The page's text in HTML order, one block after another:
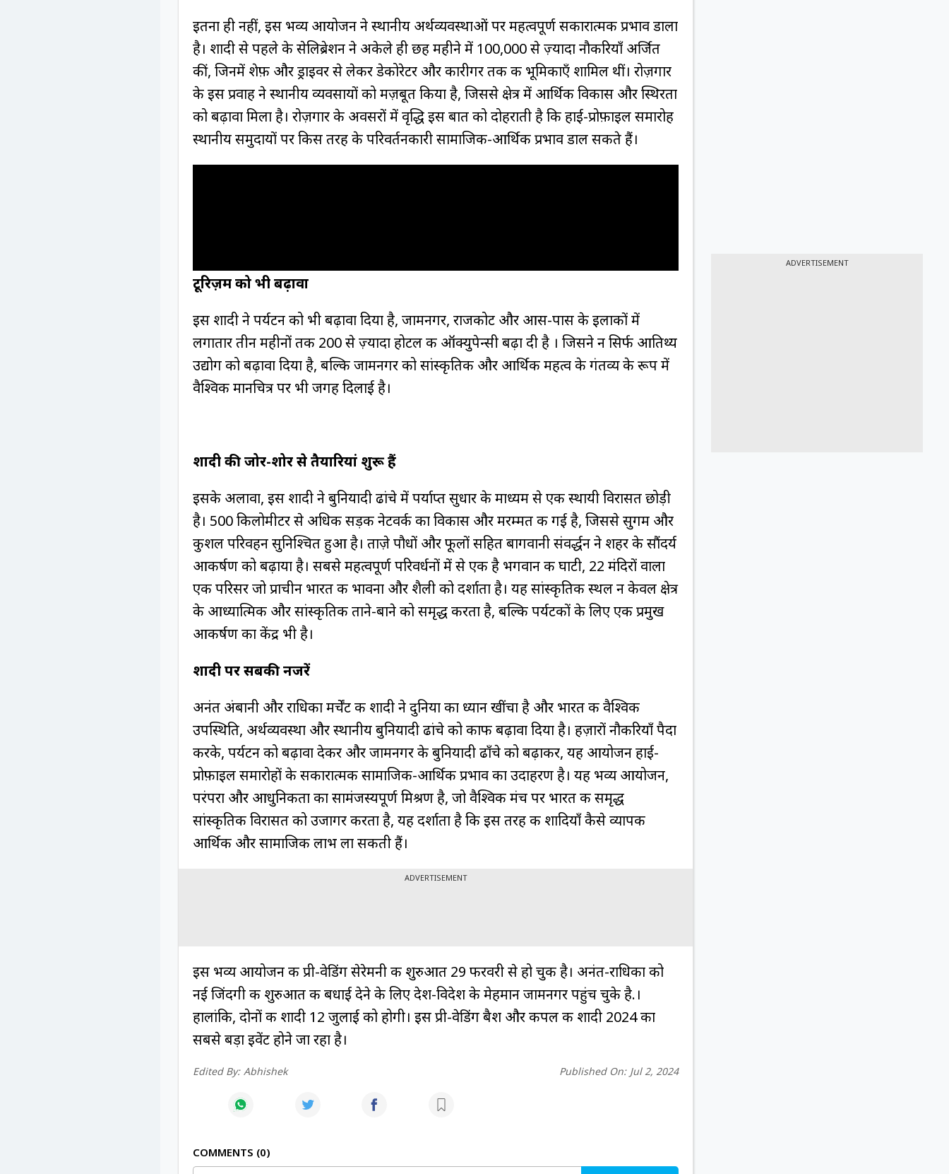
इतना ही नहीं, इस भव्य आयोजन ने स्थानीय अर्थव्यवस्थाओं पर महत्वपूर्ण सकारात्मक प्रभाव डाला
है। शादी से पहले के सेलिब्रेशन ने अकेले ही छह महीने में 100,000 से ज़्यादा नौकरियाँ अर्जित
कीं, जिनमें शेफ़ और ड्राइवर से लेकर डेकोरेटर और कारीगर तक की भूमिकाएँ शामिल थीं। रोज़गार
के इस प्रवाह ने स्थानीय व्यवसायों को मज़बूत किया है, जिससे क्षेत्र में आर्थिक विकास और स्थिरता
को बढ़ावा मिला है। रोज़गार के अवसरों में वृद्धि इस बात को दोहराती है कि हाई-प्रोफ़ाइल समारोह
स्थानीय समुदायों पर किस तरह के परिवर्तनकारी सामाजिक-आर्थिक प्रभाव डाल सकते हैं।
टूरिज़म को भी बढ़ावा
इस शादी ने पर्यटन को भी बढ़ावा दिया है, जामनगर, राजकोट और आस-पास के इलाकों में
लगातार तीन महीनों तक 200 से ज़्यादा होटल की ऑक्युपेन्सी बढ़ा दी है । जिसने न सिर्फ आतिथ्य
उद्योग को बढ़ावा दिया है, बल्कि जामनगर को सांस्कृतिक और आर्थिक महत्व के गंतव्य के रूप में
वैश्विक मानचित्र पर भी जगह दिलाई है।
शादी की जोर-शोर से तैयारियां शुरू हैं
इसके अलावा, इस शादी ने बुनियादी ढांचे में पर्याप्त सुधार के माध्यम से एक स्थायी विरासत छोड़ी
है। 500 किलोमीटर से अधिक सड़क नेटवर्क का विकास और मरम्मत की गई है, जिससे सुगम और
कुशल परिवहन सुनिश्चित हुआ है। ताज़े पौधों और फूलों सहित बागवानी संवर्द्धन ने शहर के सौंदर्य
आकर्षण को बढ़ाया है। सबसे महत्वपूर्ण परिवर्धनों में से एक है भगवान की घाटी, 22 मंदिरों वाला
एक परिसर जो प्राचीन भारत की भावना और शैली को दर्शाता है। यह सांस्कृतिक स्थल न केवल क्षेत्र
के आध्यात्मिक और सांस्कृतिक ताने-बाने को समृद्ध करता है, बल्कि पर्यटकों के लिए एक प्रमुख
आकर्षण का केंद्र भी है।
शादी पर सबकी नजरें
अनंत अंबानी और राधिका मर्चेंट की शादी ने दुनिया का ध्यान खींचा है और भारत की वैश्विक
उपस्थिति, अर्थव्यवस्था और स्थानीय बुनियादी ढांचे को काफी बढ़ावा दिया है। हज़ारों नौकरियाँ पैदा
करके, पर्यटन को बढ़ावा देकर और जामनगर के बुनियादी ढाँचे को बढ़ाकर, यह आयोजन हाई-
प्रोफ़ाइल समारोहों के सकारात्मक सामाजिक-आर्थिक प्रभाव का उदाहरण है। यह भव्य आयोजन,
परंपरा और आधुनिकता का सामंजस्यपूर्ण मिश्रण है, जो वैश्विक मंच पर भारत की समृद्ध
सांस्कृतिक विरासत को उजागर करता है, यह दर्शाता है कि इस तरह की शादियाँ कैसे व्यापक
आर्थिक और सामाजिक लाभ ला सकती हैं।
ADVERTISEMENT
इस भव्य आयोजन की प्री-वेडिंग सेरेमनी की शुरुआत 29 फरवरी से हो चुकी है। अनंत-राधिका को
नई जिंदगी की शुरुआत की बधाई देने के लिए देश-विदेश के मेहमान जामनगर पहुंच चुके है.।
हालांकि, दोनों की शादी 12 जुलाई को होगी। इस प्री-वेडिंग बैश और कपल की शादी 2024 का
सबसे बड़ा इवेंट होने जा रहा है।
Edited By: Abhishek Published On: Jul 2, 2024
COMMENTS 0
ADVERTISEMENT